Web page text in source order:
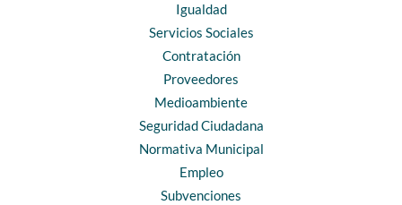
Igualdad
Servicios Sociales
Contratación
Proveedores
Medioambiente
Seguridad Ciudadana
Normativa Municipal
Empleo
Subvenciones